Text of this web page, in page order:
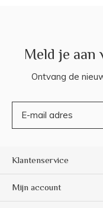
Meld je
Ontvang de
Klantenservice
Mijn account